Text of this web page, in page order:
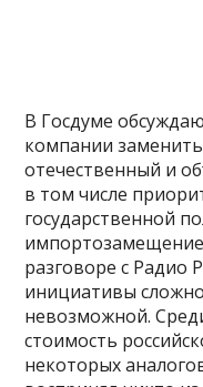
В Госдуме
компании
отечественный и
в том числе
государственной
разговоре с Радио
инициативы
невозможной.
стоимость
некоторых